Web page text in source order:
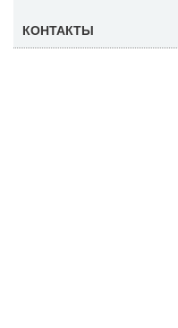
КОНТАКТЫ